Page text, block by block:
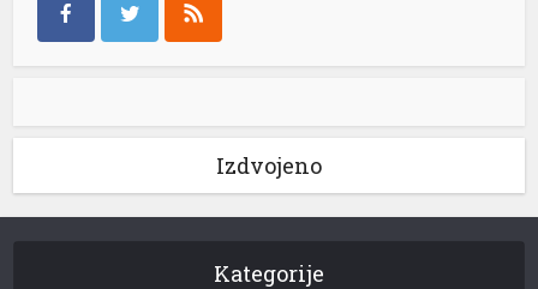
Izdvojeno
Kategorije